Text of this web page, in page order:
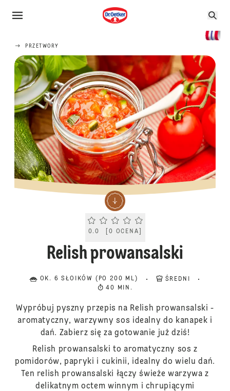
PRZETWORY
Current rating 0.0. Click to rate.
0.0 0 OCENA
Relish prowansalski
OK. 6 SŁOIKÓW (PO 200 ML)
ŚREDNI
40 MIN.
Wypróbuj pyszny przepis na Relish prowansalski -
aromatyczny, warzywny sos idealny do kanapek i
dań. Zabierz się za gotowanie już dziś!
Relish prowansalski to aromatyczny sos z
pomidorów, papryki i cukinii, idealny do wielu dań.
Ten relish prowansalski łączy świeże warzywa z
delikatnym octem winnym i chrupiącymi